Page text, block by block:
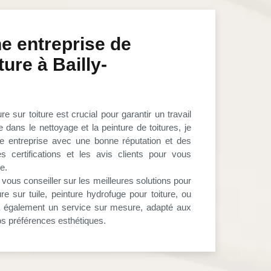
entreprise de
à Bailly-
sur toiture est crucial pour garantir un travail
dans le nettoyage et la peinture de toitures, je
entreprise avec une bonne réputation et des
certifications et les avis clients pour vous
conseiller sur les meilleures solutions pour
sur tuile, peinture hydrofuge pour toiture, ou
un service sur mesure, adapté aux
préférences esthétiques.